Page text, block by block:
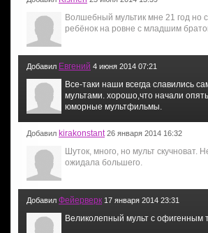
Волшебный мультик мне 21 год но
ребёнок на ровне с младшим
Добавил Евгений 4 июня 2014 07:21
Все-таки наши всегда славились
мультами. хорошо,что начали
юморные мультфильмы.
Добавил kirakonstant 26 января 2014 16:32
Шуток, много, но мульт скучноват.
ожидала большего.
Добавил Фейерверк 17 января 2014 23:31
Великолепный мульт с офигенным